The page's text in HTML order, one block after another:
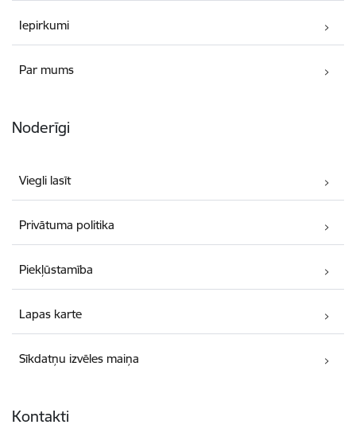
Iepirkumi
Par mums
Noderīgi
Viegli lasīt
Privātuma politika
Piekļūstamība
Lapas karte
Sīkdatņu izvēles maiņa
Kontakti